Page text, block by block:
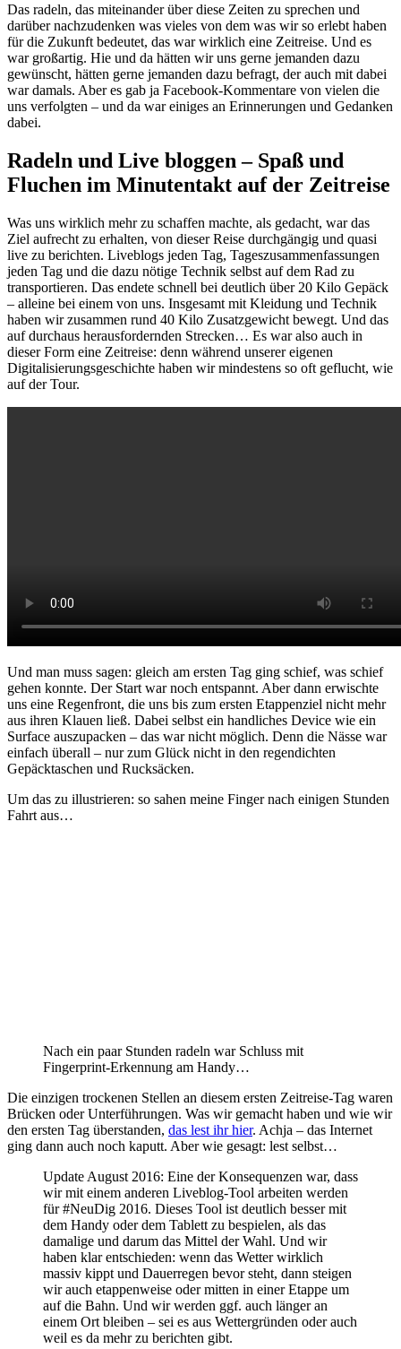
Das radeln, das miteinander über diese Zeiten zu sprechen und
darüber nachzudenken was vieles von dem was wir so erlebt haben
für die Zukunft bedeutet, das war wirklich eine Zeitreise. Und es
war großartig. Hie und da hätten wir uns gerne jemanden dazu
gewünscht, hätten gerne jemanden dazu befragt, der auch mit dabei
war damals. Aber es gab ja Facebook-Kommentare von vielen die
uns verfolgten – und da war einiges an Erinnerungen und Gedanken
dabei.
Radeln und Live bloggen – Spaß und
Fluchen im Minutentakt auf der Zeitreise
Was uns wirklich mehr zu schaffen machte, als gedacht, war das
Ziel aufrecht zu erhalten, von dieser Reise durchgängig und quasi
live zu berichten. Liveblogs jeden Tag, Tageszusammenfassungen
jeden Tag und die dazu nötige Technik selbst auf dem Rad zu
transportieren. Das endete schnell bei deutlich über 20 Kilo Gepäck
– alleine bei einem von uns. Insgesamt mit Kleidung und Technik
haben wir zusammen rund 40 Kilo Zusatzgewicht bewegt. Und das
auf durchaus herausfordernden Strecken… Es war also auch in
dieser Form eine Zeitreise: denn während unserer eigenen
Digitalisierungsgeschichte haben wir mindestens so oft geflucht, wie
auf der Tour.
Und man muss sagen: gleich am ersten Tag ging schief, was schief
gehen konnte. Der Start war noch entspannt. Aber dann erwischte
uns eine Regenfront, die uns bis zum ersten Etappenziel nicht mehr
aus ihren Klauen ließ. Dabei selbst ein handliches Device wie ein
Surface auszupacken – das war nicht möglich. Denn die Nässe war
einfach überall – nur zum Glück nicht in den regendichten
Gepäcktaschen und Rucksäcken.
Um das zu illustrieren: so sahen meine Finger nach einigen Stunden
Fahrt aus…
Nach ein paar Stunden radeln war Schluss mit
Fingerprint-Erkennung am Handy…
Die einzigen trockenen Stellen an diesem ersten Zeitreise-Tag waren
Brücken oder Unterführungen. Was wir gemacht haben und wie wir
den ersten Tag überstanden, das lest ihr hier. Achja – das Internet
ging dann auch noch kaputt. Aber wie gesagt: lest selbst…
Update August 2016: Eine der Konsequenzen war, dass
wir mit einem anderen Liveblog-Tool arbeiten werden
für #NeuDig 2016. Dieses Tool ist deutlich besser mit
dem Handy oder dem Tablett zu bespielen, als das
damalige und darum das Mittel der Wahl. Und wir
haben klar entschieden: wenn das Wetter wirklich
massiv kippt und Dauerregen bevor steht, dann steigen
wir auch etappenweise oder mitten in einer Etappe um
auf die Bahn. Und wir werden ggf. auch länger an
einem Ort bleiben – sei es aus Wettergründen oder auch
weil es da mehr zu berichten gibt.